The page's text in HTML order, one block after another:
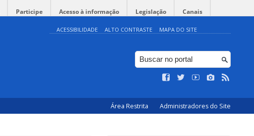
Participe Acesso à informação Legislação Canais
ACESSIBILIDADE ALTO CONTRASTE MAPA DO SITE
Área Restrita Administradores do Site